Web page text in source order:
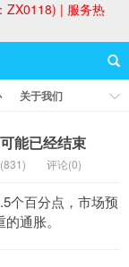
ZX0118) | 服务热
关于我们
能已经结束
评论(0)
个百分点，市场预
通胀。